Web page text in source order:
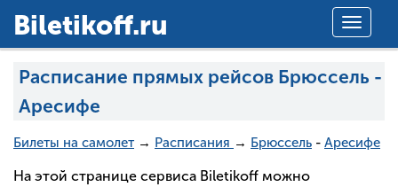
Toggle
Вiletikoff.ru
Расписание прямых рейсов Брюссель -
Аресифе
Билеты на самолет → Расписания → Брюссель - Аресифе
На этой странице сервиса Biletikoff можно